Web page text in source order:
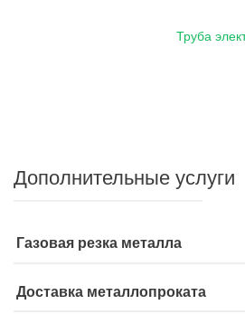
Труба
Дополнительные услуги
Газовая резка металла
Доставка металлопроката